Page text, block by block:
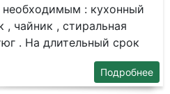
: кухонный
, чайник , стиральная
. На длительный срок
Подробнее